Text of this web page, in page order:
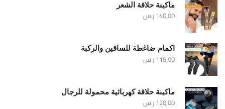
ماكينة حلاقة الشعر
140,00ر.س
اكمام ضاغطة للساقين والركبة
115,00ر.س
ماكينة حلاقة كهربائية محمولة للرجال
120,00ر.س